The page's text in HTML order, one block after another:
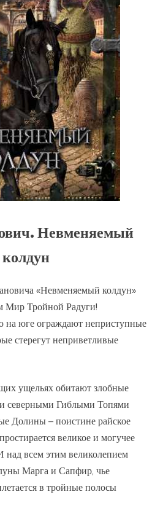
Невменяемый
колдун
«Невменяемый колдун»
Мир Тройной Радуги!
юге ограждают неприступные
стерегут неприветливые
ущельях обитают злобные
северными Гиблыми Топями
Долины – поистине райское
великое и могучее
над всем этим великолепием
Марга и Сапфир, чье
в тройные полосы